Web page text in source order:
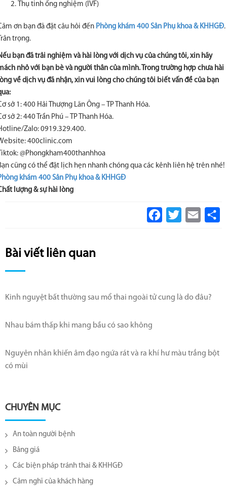
Thụ tinh ống nghiệm (IVF)
ơn bạn đã đặt câu hỏi đến Phòng khám 400 Sản Phụ khoa & KHHGĐ.
trọng.
bạn đã trải nghiệm và hài lòng với dịch vụ của chúng tôi, xin hãy
nhỏ với bạn bè và người thân của mình. Trong trường hợp chưa hài
về dịch vụ đã nhận, xin vui lòng cho chúng tôi biết vấn đề của bạn
sở 1: 400 Hải Thượng Lãn Ông – TP Thanh Hóa.
sở 2: 440 Trần Phú – TP Thanh Hóa.
Zalo: 0919.329.400.
400clinic.com
@Phongkham400thanhhoa
cũng có thể đặt lịch hẹn nhanh chóng qua các kênh liên hệ trên nhé!
khám 400 Sản Phụ khoa & KHHGĐ
lượng & sự hài lòng
Facebook
Twitter Email
Bài viết liên quan
Kinh nguyệt bất thường sau mổ thai ngoài tử cung là do đâu?
Nhau bám thấp khi mang bầu có sao không
Nguyên nhân khiến âm đạo ngứa rát và ra khí hư màu trắng bột
có mùi
CHUYÊN MỤC
An toàn người bệnh
Bảng giá
Các biện pháp tránh thai & KHHGĐ
Cảm nghĩ của khách hàng